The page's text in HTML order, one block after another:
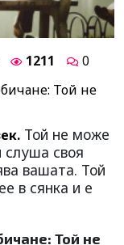
1211 0
Той не може
слуша своя
вашата. Той
в сянка и е
Той не